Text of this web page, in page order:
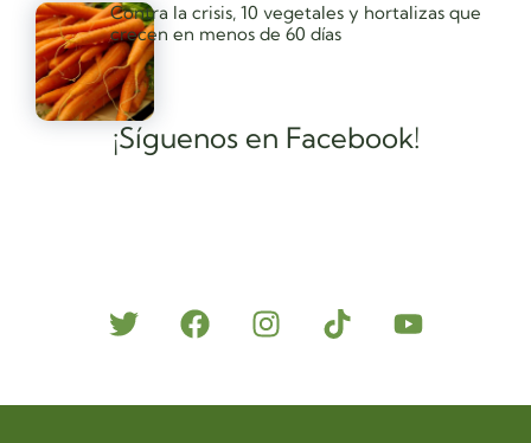
¡Síguenos en Facebook!
Contra la crisis, 10 vegetales y hortalizas que
crecen en menos de 60 días